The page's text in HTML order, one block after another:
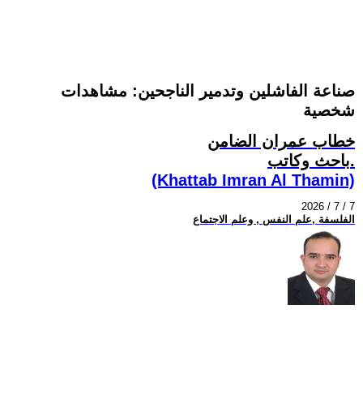
صناعة الفاشلين وتدمير الناجحين: مشاهدات
شخصية
خطاب عمران الضامن
باحث وكاتب.
(Khattab Imran Al Thamin)
2026 / 7 / 7
الفلسفة ,علم النفس , وعلم الاجتماع